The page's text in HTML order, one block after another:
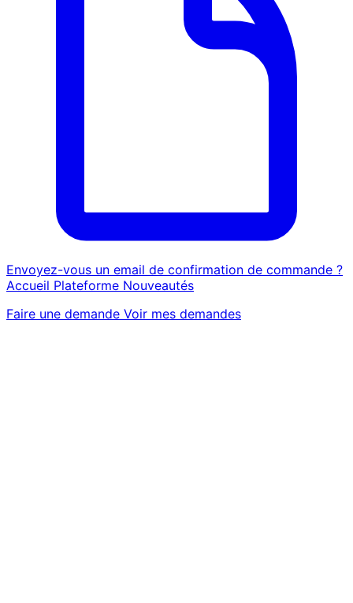
Envoyez-vous un email de confirmation de commande ?
Accueil Plateforme Nouveautés
Faire une demande Voir mes demandes